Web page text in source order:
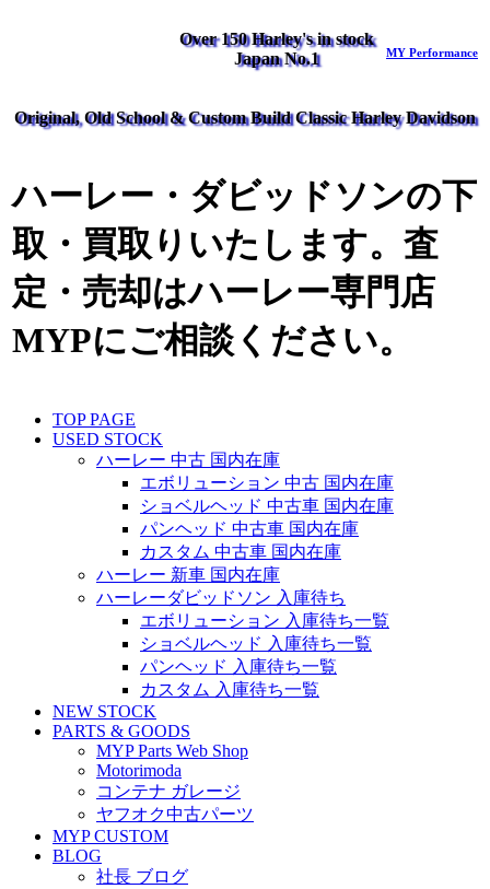
Over 150 Harley's in stock
Japan No.1
MY Performance
Original, Old School & Custom Build Classic Harley Davidson
ハーレー・ダビッドソンの下
取・買取りいたします。査
定・売却はハーレー専門店
MYPにご相談ください。
TOP PAGE
USED STOCK
ハーレー 中古 国内在庫
エボリューション 中古 国内在庫
ショベルヘッド 中古車 国内在庫
パンヘッド 中古車 国内在庫
カスタム 中古車 国内在庫
ハーレー 新車 国内在庫
ハーレーダビッドソン 入庫待ち
エボリューション 入庫待ち一覧
ショベルヘッド 入庫待ち一覧
パンヘッド 入庫待ち一覧
カスタム 入庫待ち一覧
NEW STOCK
PARTS & GOODS
MYP Parts Web Shop
Motorimoda
コンテナ ガレージ
ヤフオク中古パーツ
MYP CUSTOM
BLOG
社長 ブログ